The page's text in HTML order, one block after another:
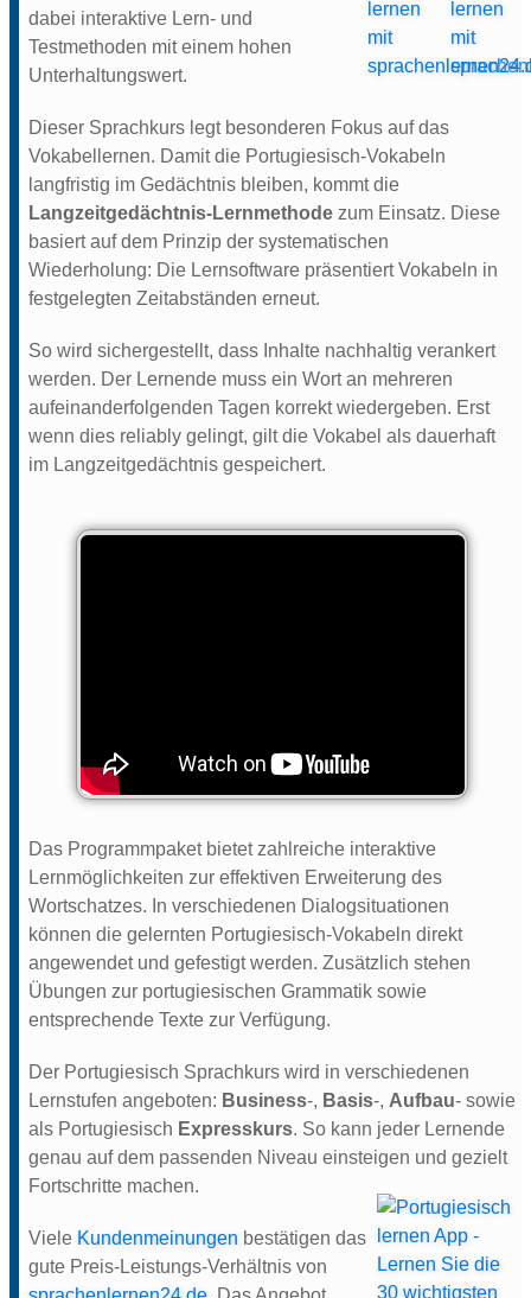
dabei interaktive Lern- und
Testmethoden mit einem hohen
Unterhaltungswert.
Dieser Sprachkurs legt besonderen Fokus auf das
Vokabellernen. Damit die Portugiesisch-Vokabeln
langfristig im Gedächtnis bleiben, kommt die
Langzeitgedächtnis-Lernmethode zum Einsatz. Diese
basiert auf dem Prinzip der systematischen
Wiederholung: Die Lernsoftware präsentiert Vokabeln in
festgelegten Zeitabständen erneut.
So wird sichergestellt, dass Inhalte nachhaltig verankert
werden. Der Lernende muss ein Wort an mehreren
aufeinanderfolgenden Tagen korrekt wiedergeben. Erst
wenn dies reliably gelingt, gilt die Vokabel als dauerhaft
im Langzeitgedächtnis gespeichert.
Das Programmpaket bietet zahlreiche interaktive
Lernmöglichkeiten zur effektiven Erweiterung des
Wortschatzes. In verschiedenen Dialogsituationen
können die gelernten Portugiesisch-Vokabeln direkt
angewendet und gefestigt werden. Zusätzlich stehen
Übungen zur portugiesischen Grammatik sowie
entsprechende Texte zur Verfügung.
Der Portugiesisch Sprachkurs wird in verschiedenen
Lernstufen angeboten: Business-, Basis-, Aufbau- sowie
als Portugiesisch Expresskurs. So kann jeder Lernende
genau auf dem passenden Niveau einsteigen und gezielt
Fortschritte machen.
Viele Kundenmeinungen bestätigen das
gute Preis-Leistungs-Verhältnis von